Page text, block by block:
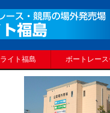
イト福島 ボートレー